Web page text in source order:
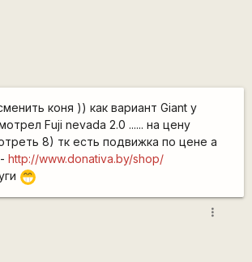
коня )) как вариант Giant у
Fuji nevada 2.0 ...... на цену
8) тк есть подвижка по цене а
http://www.donativa.by/shop/
;D
more_vert